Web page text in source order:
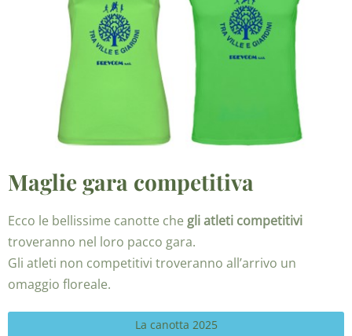
Maglie gara competitiva
Ecco le bellissime canotte che gli atleti competitivi
troveranno nel loro pacco gara.
Gli atleti non competitivi troveranno all’arrivo un
omaggio floreale.
La canotta 2025